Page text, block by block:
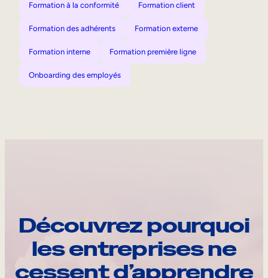
Formation à la conformité Formation client
Formation des adhérents Formation externe
Formation interne Formation première ligne
Onboarding des employés
Découvrez pourquoi
les entreprises ne
cessent d’apprendre